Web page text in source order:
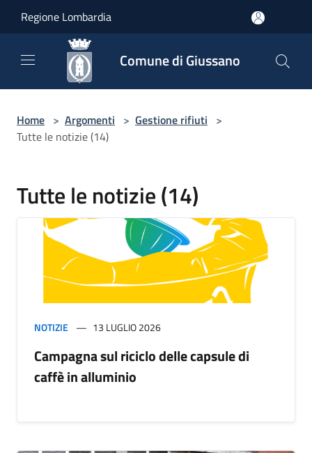
Regione Lombardia
Comune di Giussano
Home > Argomenti > Gestione rifiuti >
Tutte le notizie (14)
Tutte le notizie (14)
NOTIZIE 13 LUGLIO 2026
Campagna sul riciclo delle capsule di
caffè in alluminio